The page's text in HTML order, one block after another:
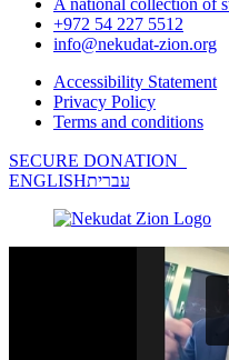
+972 54 227 5512
info@nekudat-zion.org
Accessibility Statement
Privacy Policy
Terms and conditions
SECURE DONATION
ENGLISHעברית